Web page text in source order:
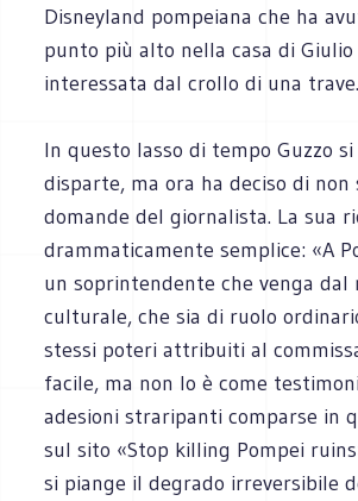
Disneyland pompeiana che ha
punto più alto nella casa di Giulio
interessata dal crollo di una trave.
In questo lasso di tempo Guzzo
disparte, ma ora ha deciso di
domande del giornalista. La sua
drammaticamente semplice: «A
un soprintendente che venga dal
culturale, che sia di ruolo
stessi poteri attribuiti al
facile, ma non lo è come
adesioni straripanti comparse in
sul sito «Stop killing Pompei
si piange il degrado irreversibile